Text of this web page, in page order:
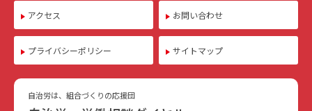
アクセス お問い合わせ
プライバシーポリシー サイトマップ
自治労は、組合づくりの応援団